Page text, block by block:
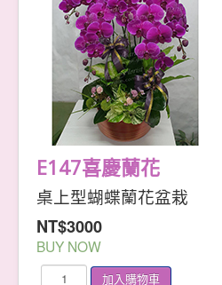
E147喜慶蘭花
桌上型蝴蝶蘭花盆栽
NT$3000
BUY NOW